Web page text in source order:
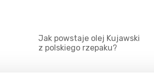
Jak powstaje olej Kujawski
z polskiego rzepaku?